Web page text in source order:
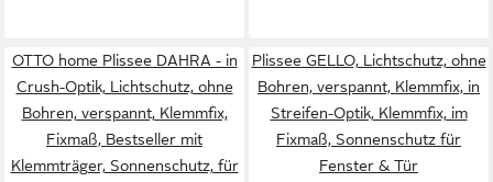
OTTO home Plissee DAHRA - in
Crush-Optik, Lichtschutz, ohne
Bohren, verspannt, Klemmfix,
Fixmaß, Bestseller mit
Klemmträger, Sonnenschutz, für
Plissee GELLO, Lichtschutz, ohne
Bohren, verspannt, Klemmfix, in
Streifen-Optik, Klemmfix, im
Fixmaß, Sonnenschutz für
Fenster & Tür